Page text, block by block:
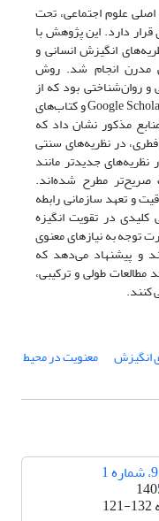
علوم اجتماعی، تحت
قرار دارد. این پژوهش با
انگیزش انسانی و
مدرن انجام شد. روش
و روان‌شناختی بود که از
پایگاه‌های اطلاعاتی مانند SID، Magiran و Google Scholar و کتاب‌های
مرور 63 مورد از منابع مذکور نشان داد که
فطری، در نظریه‌های سنتی
جدیدتر مانند
مطرح شده‌اند.
و تعهد سازمانی رابطه
در تقویت انگیزه
توجه به نیازهای معنوی
و پیشنهاد می‌دهد که
طولی و ترکیبی،
کنند.
انگیزش معنویت در محیط
121-132